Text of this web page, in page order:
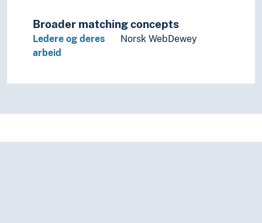
Broader matching concepts
Ledere og deres
arbeid
Norsk WebDewey